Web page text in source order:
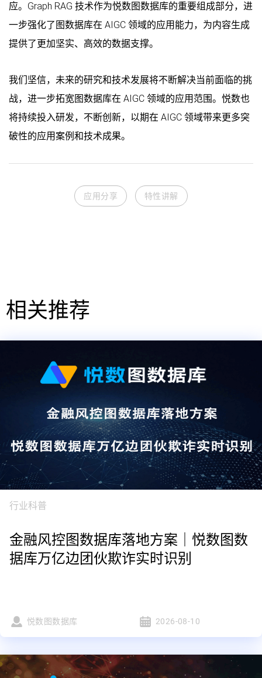
应。Graph RAG 技术作为悦数图数据库的重要组成部分，进
一步强化了图数据库在 AIGC 领域的应用能力，为内容生成
提供了更加坚实、高效的数据支撑。
我们坚信，未来的研究和技术发展将不断解决当前面临的挑
战，进一步拓宽图数据库在 AIGC 领域的应用范围。悦数也
将持续投入研发，不断创新，以期在 AIGC 领域带来更多突
破性的应用案例和技术成果。
应用分享 特性讲解
相关推荐
行业科普
金融风控图数据库落地方案｜悦数图数
据库万亿边团伙欺诈实时识别
悦数图数据库 2026-08-10